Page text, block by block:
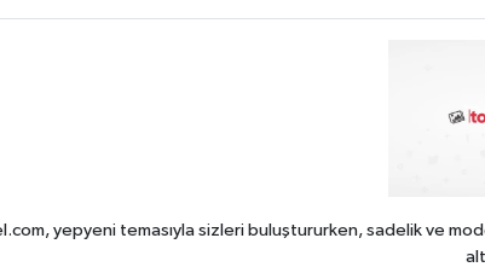
yepyeni temasıyla sizleri buluştururken, sadelik ve